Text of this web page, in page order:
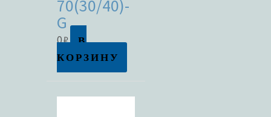
70(30/40)-
G
0₽
В
КОРЗИНУ